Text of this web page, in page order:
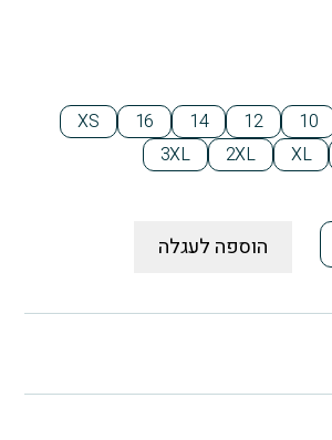
10
12
14
16
XS
XL
2XL
3XL
הוספה לעגלה